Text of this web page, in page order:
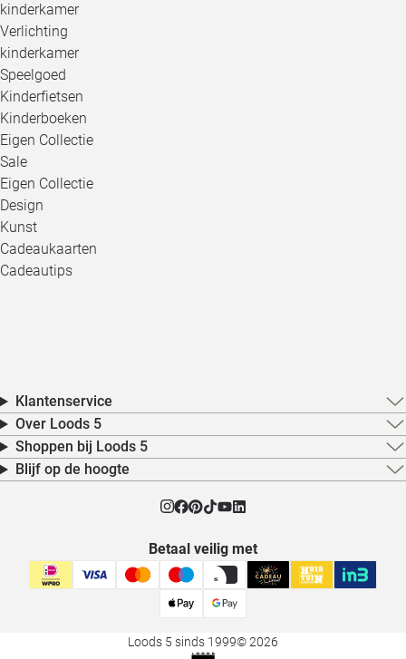
kinderkamer
Verlichting
kinderkamer
Speelgoed
Kinderfietsen
Kinderboeken
Eigen Collectie
Sale
Eigen Collectie
Design
Kunst
Cadeaukaarten
Cadeautips
Klantenservice
Over Loods 5
Shoppen bij Loods 5
Blijf op de hoogte
Betaal veilig met
Loods 5 sinds 1999© 2026